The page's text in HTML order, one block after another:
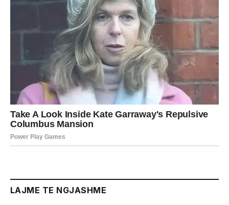
LAJME TE NGJASHME